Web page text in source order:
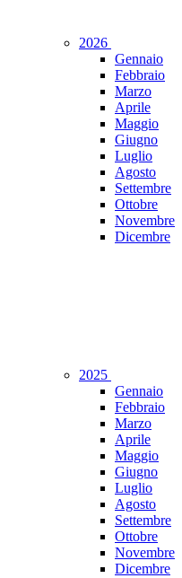
2026
Gennaio
Febbraio
Marzo
Aprile
Maggio
Giugno
Luglio
Agosto
Settembre
Ottobre
Novembre
Dicembre
2025
Gennaio
Febbraio
Marzo
Aprile
Maggio
Giugno
Luglio
Agosto
Settembre
Ottobre
Novembre
Dicembre